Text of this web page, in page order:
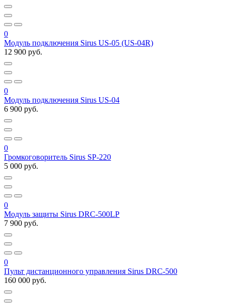
0
Модуль подключения Sirus US-05 (US-04R)
12 900 руб.
0
Модуль подключения Sirus US-04
6 900 руб.
0
Громкоговоритель Sirus SP-220
5 000 руб.
0
Модуль защиты Sirus DRC-500LP
7 900 руб.
0
Пульт дистанционного управления Sirus DRC-500
160 000 руб.